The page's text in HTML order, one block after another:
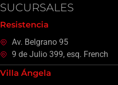
SUCURSALES
Resistencia
Av. Belgrano 95
9 de Julio 399, esq. French
Villa Ángela